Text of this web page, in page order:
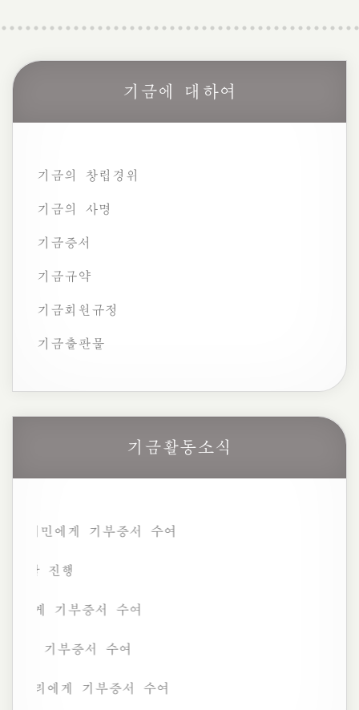
기금에 대하여
기금의 창립경위
기금의 사명
기금증서
기금규약
기금회원규정
기금출판물
기금활동소식
에게 기부증서 수여
기부증서 수여
부증서 수여
에게 기부증서 수여